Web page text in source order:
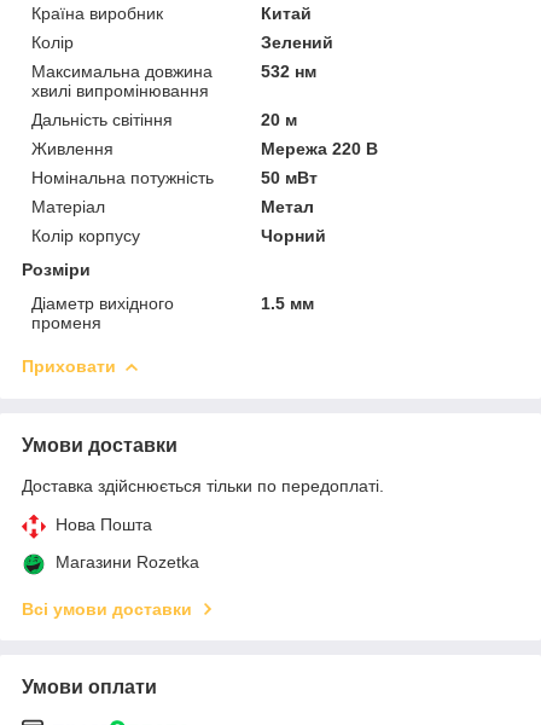
Країна виробник
Китай
Колір
Зелений
Максимальна довжина
хвилі випромінювання
532 нм
Дальність світіння
20 м
Живлення
Мережа 220 В
Номінальна потужність
50 мВт
Матеріал
Метал
Колір корпусу
Чорний
Розміри
Діаметр вихідного
променя
1.5 мм
Приховати
Умови доставки
Доставка здійснюється тільки по передоплаті.
Нова Пошта
Магазини Rozetka
Всі умови доставки
Умови оплати